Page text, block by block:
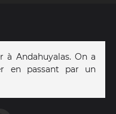
à Andahuyalas. On a
en passant par un